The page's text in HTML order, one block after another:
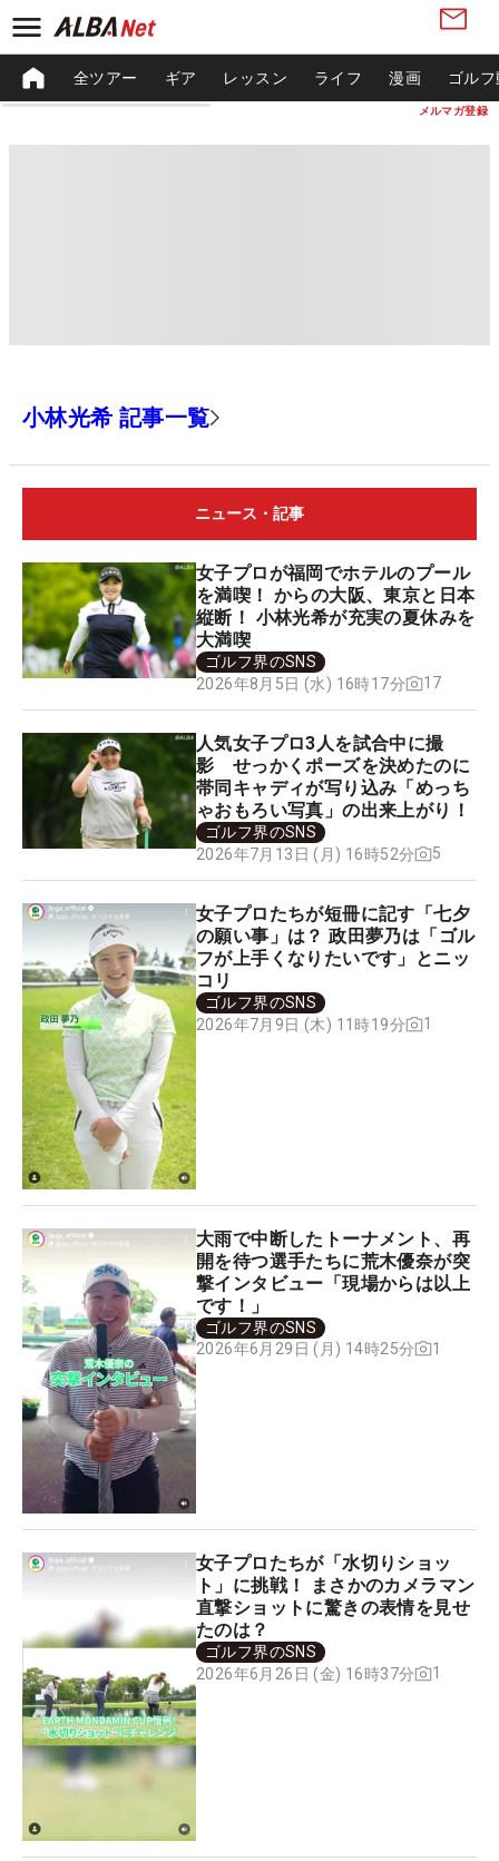
メルマガ登録
全ツアー ギア レッスン ライフ 漫画 ゴル
小林光希 記事一覧
ニュース・記事
女子プロが福岡でホテルのプール
を満喫！ からの大阪、東京と日本
縦断！ 小林光希が充実の夏休みを
大満喫
ゴルフ界のSNS
2026年8月5日 (水) 16時17分
17
人気女子プロ3人を試合中に撮
影 せっかくポーズを決めたのに
帯同キャディが写り込み「めっち
ゃおもろい写真」の出来上がり！
ゴルフ界のSNS
2026年7月13日 (月) 16時52分
5
女子プロたちが短冊に記す「七夕
の願い事」は？ 政田夢乃は「ゴル
フが上手くなりたいです」とニッ
コリ
ゴルフ界のSNS
2026年7月9日 (木) 11時19分
1
大雨で中断したトーナメント、再
開を待つ選手たちに荒木優奈が突
撃インタビュー「現場からは以上
です！」
ゴルフ界のSNS
2026年6月29日 (月) 14時25分
1
女子プロたちが「水切りショッ
ト」に挑戦！ まさかのカメラマン
直撃ショットに驚きの表情を見せ
たのは？
ゴルフ界のSNS
2026年6月26日 (金) 16時37分
1